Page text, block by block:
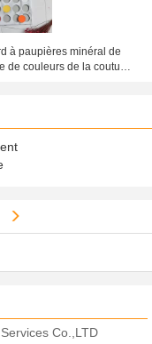
à paupières minéral de
de couleurs de la coutume
Co.,LTD